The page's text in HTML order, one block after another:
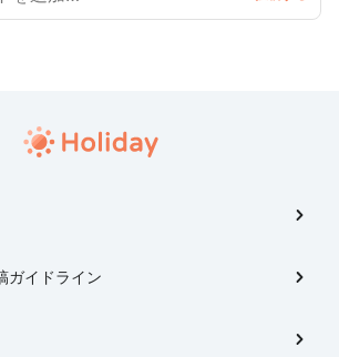
ガイドライン